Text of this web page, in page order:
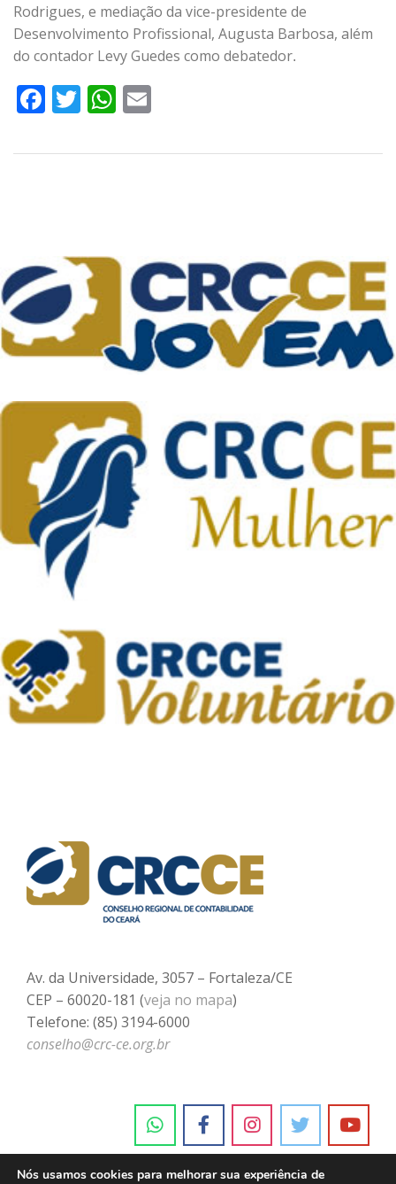
Rodrigues, e mediação da vice-presidente de
Desenvolvimento Profissional, Augusta Barbosa, além
do contador Levy Guedes como debatedor.
Facebook
TwitterWhatsApp
Av. da Universidade, 3057 – Fortaleza/CE
CEP – 60020-181 (veja no mapa)
Telefone: (85) 3194-6000
conselho@crc-ce.org.br
Nós usamos cookies para melhorar sua experiência de